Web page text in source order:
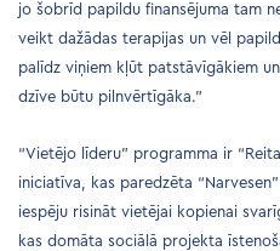
jo šobrīd papildu finansējuma tam
veikt dažādas terapijas un vēl
palīdz viņiem kļūt patstāvīgākiem
dzīve būtu pilnvērtīgāka.”
“Vietējo līderu” programma ir
iniciatīva, kas paredzēta
iespēju risināt vietējai kopienai
kas domāta sociālā projekta